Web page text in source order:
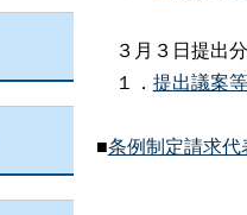
３月３日提出分
１． 提出議案
■条例制定請求